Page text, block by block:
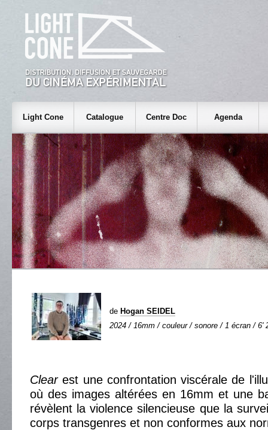
Light Cone Catalogue Centre Doc Agenda
de Hogan SEIDEL
2024 / 16mm / couleur / sonore / 1 écran / 6'
Clearest une confrontation viscérale de
où des images altérées en 16mm et une
révèlent la violence silencieuse que la
corps transgenres et non conformes aux